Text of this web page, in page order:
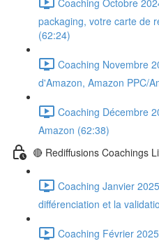
packaging, votre carte de
(62:24)
Coaching Novembre
d'Amazon, Amazon PPC/
Coaching Décembre
Amazon (62:38)
🔴 Rediffusions Coachings
Coaching Janvier
différenciation et la
Coaching Février